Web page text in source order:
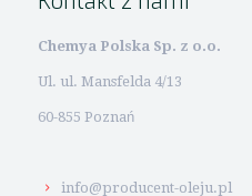
Chemya Polska Sp. z o.o.
Ul. ul. Mansfelda 4/13
60-855 Poznań
info@producent-oleju.pl